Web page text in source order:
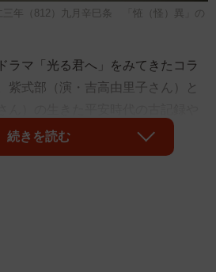
三年（812）九月辛巳条 「恠（怪）異」の
ラマ「光る君へ」をみてきたコラ
紫式部（演・吉高由里子さん）と
た。平安貴族を脅かしてきた、
「怨霊」などの霊的存在、陰陽師
続きを読む